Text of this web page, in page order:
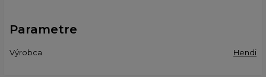
Parametre
Výrobca Hendi